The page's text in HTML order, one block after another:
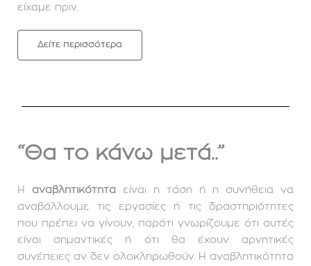
είχαμε πριν.
Δείτε περισσότερα
“Θα το κάνω μετά..”
Η αναβλητικότητα είναι η τάση ή η συνήθεια να
αναβάλλουμε τις εργασίες ή τις δραστηριότητες
που πρέπει να γίνουν, παρότι γνωρίζουμε ότι αυτές
είναι σημαντικές ή ότι θα έχουν αρνητικές
συνέπειες αν δεν ολοκληρωθούν. Η αναβλητικότητα